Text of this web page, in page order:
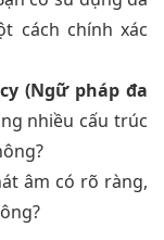
cách chính xác
(Ngữ pháp đa
nhiều cấu trúc
âm có rõ ràng,